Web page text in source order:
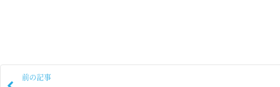
前の記事